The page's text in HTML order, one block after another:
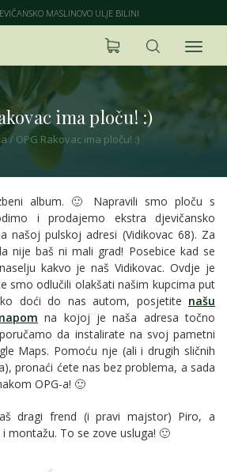
MASLINOVO ULJE BILINI
ima ploču! :)
/ OPG Rakovac ima ploču! :)
album. 🙂 Napravili smo ploču s
i prodajemo ekstra djevičansko
našoj pulskoj adresi (Vidikovac 68). Za
nije baš ni mali grad! Posebice kad se
kakvo je naš Vidikovac. Ovdje je
smo odlučili olakšati našim kupcima put
doći do nas autom, posjetite našu
na kojoj je naša adresa točno
da instalirate na svoj pametni
Maps. Pomoću nje (ali i drugih sličnih
pronaći ćete nas bez problema, a sada
OPG-a! 🙂
dragi frend (i pravi majstor) Piro, a
montažu. To se zove usluga! 🙂